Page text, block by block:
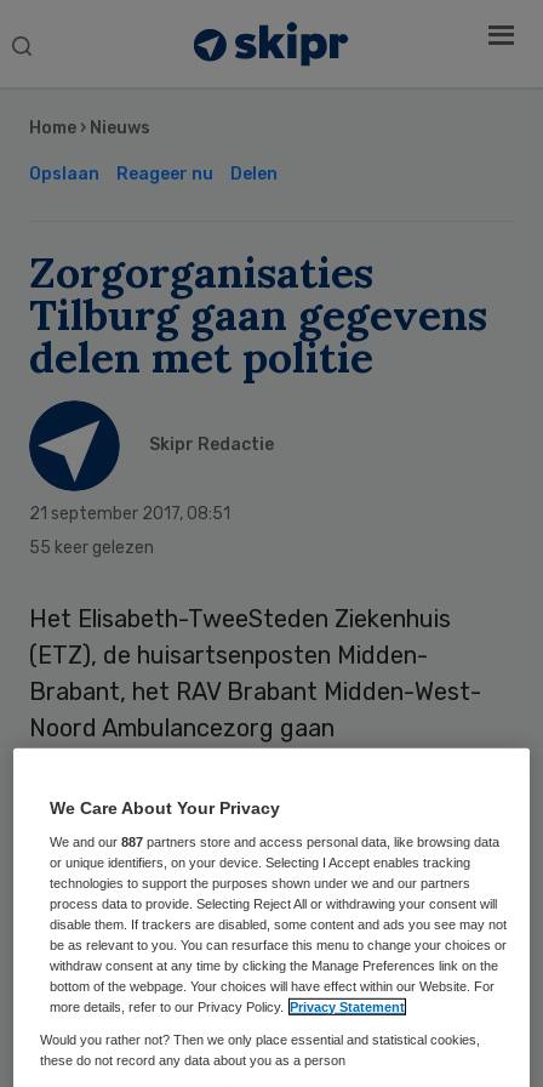
Search
Home › Nieuws
Opslaan Reageer nu Delen
Zorgorganisaties
Tilburg gaan gegevens
delen met politie
Skipr Redactie
21 september 2017, 08:51
55 keer gelezen
Het Elisabeth-TweeSteden Ziekenhuis
(ETZ), de huisartsenposten Midden-
Brabant, het RAV Brabant Midden-West-
Noord Ambulancezorg gaan
geweldletsels delen met de politie en de
gemeente Tilburg. Op die manier hopen ze
te komen tot een betere preventie van
letsel door geweld.
Het ETZ, de huisartsenposten Midden-
Brabant, het RAV Brabant Midden-West-
Noord Ambulancezorg werken in het
Sidebar
We Care About Your Privacy
We and our887 partners store and access personal data, like browsing data
or unique identifiers, on your device. Selecting I Accept enables tracking
technologies to support the purposes shown under we and our partners
process data to provide. Selecting Reject All or withdrawing your consent will
disable them. If trackers are disabled, some content and ads you see may not
be as relevant to you. You can resurface this menu to change your choices or
withdraw consent at any time by clicking the Manage Preferences link on the
bottom of the webpage. Your choices will have effect within our Website. For
more details, refer to our Privacy Policy.
Privacy Statement
Would you rather not? Then we only place essential and statistical cookies,
these do not record any data about you as a person